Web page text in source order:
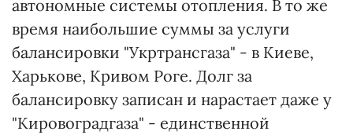
автономные системы отопления. В то же
время наибольшие суммы за услуги
балансировки "Укртрансгаза" - в Киеве,
Харькове, Кривом Роге. Долг за
балансировку записан и нарастает даже у
"Кировоградгаза" - единственной